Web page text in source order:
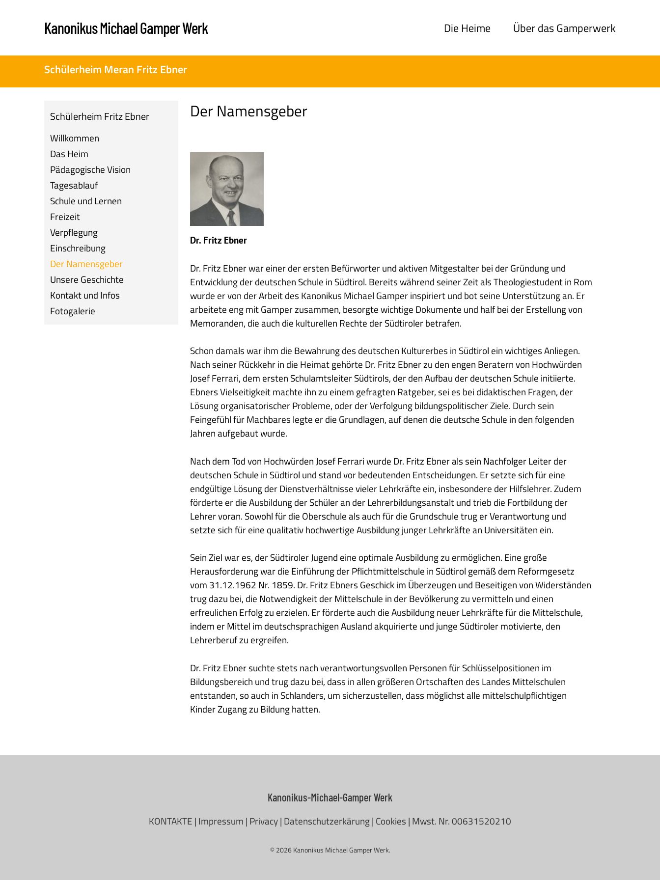
Kanonikus Michael Gamper Werk Die Heime Über das Gamperwerk
Schülerheim Meran Fritz Ebner
Schülerheim Fritz Ebner
Willkommen
Das Heim
Pädagogische Vision
Tagesablauf
Schule und Lernen
Freizeit
Verpflegung
Einschreibung
Der Namensgeber
Unsere Geschichte
Kontakt und Infos
Fotogalerie
Der Namensgeber
Dr. Fritz Ebner
Dr. Fritz Ebner war einer der ersten Befürworter und aktiven Mitgestalter bei der Gründung und
Entwicklung der deutschen Schule in Südtirol. Bereits während seiner Zeit als Theologiestudent in Rom
wurde er von der Arbeit des Kanonikus Michael Gamper inspiriert und bot seine Unterstützung an. Er
arbeitete eng mit Gamper zusammen, besorgte wichtige Dokumente und half bei der Erstellung von
Memoranden, die auch die kulturellen Rechte der Südtiroler betrafen.
Schon damals war ihm die Bewahrung des deutschen Kulturerbes in Südtirol ein wichtiges Anliegen.
Nach seiner Rückkehr in die Heimat gehörte Dr. Fritz Ebner zu den engen Beratern von Hochwürden
Josef Ferrari, dem ersten Schulamtsleiter Südtirols, der den Aufbau der deutschen Schule initiierte.
Ebners Vielseitigkeit machte ihn zu einem gefragten Ratgeber, sei es bei didaktischen Fragen, der
Lösung organisatorischer Probleme, oder der Verfolgung bildungspolitischer Ziele. Durch sein
Feingefühl für Machbares legte er die Grundlagen, auf denen die deutsche Schule in den folgenden
Jahren aufgebaut wurde.
Nach dem Tod von Hochwürden Josef Ferrari wurde Dr. Fritz Ebner als sein Nachfolger Leiter der
deutschen Schule in Südtirol und stand vor bedeutenden Entscheidungen. Er setzte sich für eine
endgültige Lösung der Dienstverhältnisse vieler Lehrkräfte ein, insbesondere der Hilfslehrer. Zudem
förderte er die Ausbildung der Schüler an der Lehrerbildungsanstalt und trieb die Fortbildung der
Lehrer voran. Sowohl für die Oberschule als auch für die Grundschule trug er Verantwortung und
setzte sich für eine qualitativ hochwertige Ausbildung junger Lehrkräfte an Universitäten ein.
Sein Ziel war es, der Südtiroler Jugend eine optimale Ausbildung zu ermöglichen. Eine große
Herausforderung war die Einführung der Pflichtmittelschule in Südtirol gemäß dem Reformgesetz
vom 31.12.1962 Nr. 1859. Dr. Fritz Ebners Geschick im Überzeugen und Beseitigen von Widerständen
trug dazu bei, die Notwendigkeit der Mittelschule in der Bevölkerung zu vermitteln und einen
erfreulichen Erfolg zu erzielen. Er förderte auch die Ausbildung neuer Lehrkräfte für die Mittelschule,
indem er Mittel im deutschsprachigen Ausland akquirierte und junge Südtiroler motivierte, den
Lehrerberuf zu ergreifen.
Dr. Fritz Ebner suchte stets nach verantwortungsvollen Personen für Schlüsselpositionen im
Bildungsbereich und trug dazu bei, dass in allen größeren Ortschaften des Landes Mittelschulen
entstanden, so auch in Schlanders, um sicherzustellen, dass möglichst alle mittelschulpflichtigen
Kinder Zugang zu Bildung hatten.
Kanonikus-Michael-Gamper Werk
KONTAKTE | Impressum | Privacy| Datenschutzerkärung| Cookies | Mwst. Nr. 00631520210
© 2026 Kanonikus Michael Gamper Werk.